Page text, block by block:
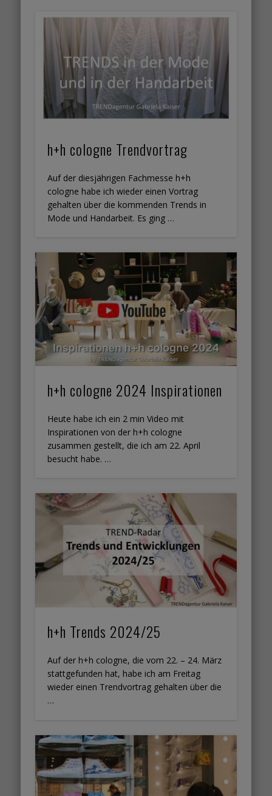
h+h cologne Trendvortrag
Auf der diesjährigen Fachmesse h+h
cologne habe ich wieder einen Vortrag
gehalten über die kommenden Trends in
Mode und Handarbeit. Es ging …
h+h cologne 2024 Inspirationen
Heute habe ich ein 2 min Video mit
Inspirationen von der h+h cologne
zusammen gestellt, die ich am 22. April
besucht habe. …
h+h Trends 2024/25
Auf der h+h cologne, die vom 22. – 24. März
stattgefunden hat, habe ich am Freitag
wieder einen Trendvortrag gehalten über die
…